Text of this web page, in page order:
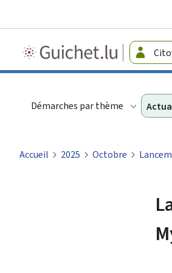
-
Démarches par thème
Accueil 2025 Octobre